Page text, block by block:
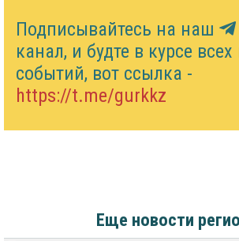
Подписывайтесь на наш
канал, и будте в курсе
событий, вот ссылка -
https://t.me/gurkkz
Еще новости